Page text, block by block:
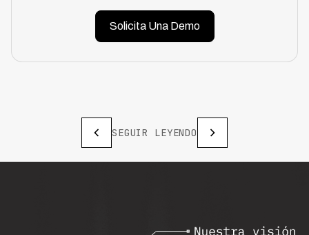
Solicita Una Demo
SEGUIR LEYENDO